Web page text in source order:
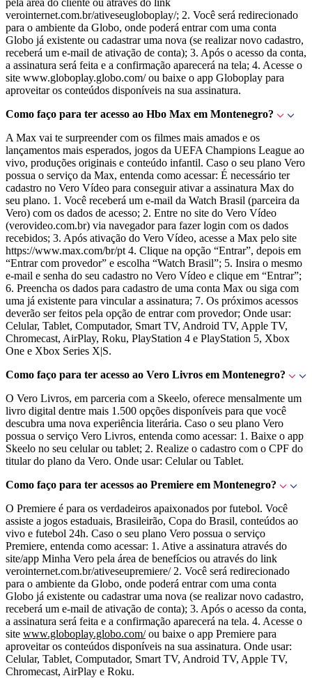
verointernet.com.br/ativeseugloboplay/; 2. Você será redirecionado
para o ambiente da Globo, onde poderá entrar com uma conta
Globo já existente ou cadastrar uma nova (se realizar novo cadastro,
receberá um e-mail de ativação de conta); 3. Após o acesso da conta,
a assinatura será feita e a confirmação aparecerá na tela; 4. Acesse o
site www.globoplay.globo.com/ ou baixe o app Globoplay para
aproveitar os conteúdos disponíveis na sua assinatura.
Como faço para ter acesso ao Hbo Max em Montenegro?
A Max vai te surpreender com os filmes mais amados e os
lançamentos mais esperados, jogos da UEFA Champions League ao
vivo, produções originais e conteúdo infantil. Caso o seu plano Vero
possua o serviço da Max, entenda como acessar: É necessário ter
cadastro no Vero Vídeo para conseguir ativar a assinatura Max do
seu plano. 1. Você receberá um e-mail da Watch Brasil (parceira da
Vero) com os dados de acesso; 2. Entre no site do Vero Vídeo
(verovideo.com.br) via navegador para fazer login com os dados
recebidos; 3. Após ativação do Vero Vídeo, acesse a Max pelo site
https://www.max.com/br/pt 4. Clique na opção “Entrar”, depois em
“Entrar com provedor” e escolha “Watch Brasil”; 5. Insira o mesmo
e-mail e senha do seu cadastro no Vero Vídeo e clique em “Entrar”;
6. Preencha os dados para cadastro de uma conta Max ou siga com
uma já existente para vincular a assinatura; 7. Os próximos acessos
deverão ser feitos pela opção de entrar com provedor; Onde usar:
Celular, Tablet, Computador, Smart TV, Android TV, Apple TV,
Chromecast, AirPlay, Roku, PlayStation 4 e PlayStation 5, Xbox
One e Xbox Series X|S.
Como faço para ter acesso ao Vero Livros em Montenegro?
O Vero Livros, em parceria com a Skeelo, oferece mensalmente um
livro digital dentre mais 1.500 opções disponíveis para que você
descubra uma nova experiência literária. Caso o seu plano Vero
possua o serviço Vero Livros, entenda como acessar: 1. Baixe o app
Skeelo no seu celular ou tablet; 2. Realize o cadastro com o CPF do
titular do plano da Vero. Onde usar: Celular ou Tablet.
Como faço para ter acessos ao Premiere em Montenegro?
O Premiere é para os verdadeiros apaixonados por futebol. Você
assiste a jogos estaduais, Brasileirão, Copa do Brasil, conteúdos ao
vivo e futebol 24h. Caso o seu plano Vero possua o serviço
Premiere, entenda como acessar: 1. Ative a assinatura através do
site/app Minha Vero pela área de benefícios ou através do link
verointernet.com.br/ativeseupremiere/ 2. Você será redirecionado
para o ambiente da Globo, onde poderá entrar com uma conta
Globo já existente ou cadastrar uma nova (se realizar novo cadastro,
receberá um e-mail de ativação de conta); 3. Após o acesso da conta,
a assinatura será feita e a confirmação aparecerá na tela. 4. Acesse o
site www.globoplay.globo.com/ ou baixe o app Premiere para
aproveitar os conteúdos disponíveis na sua assinatura. Onde usar:
Celular, Tablet, Computador, Smart TV, Android TV, Apple TV,
Chromecast, AirPlay e Roku.